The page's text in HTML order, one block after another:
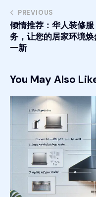
PREVIOUS
倾情推荐：华人装修服
务，让您的居家环境焕
一新
You May Also